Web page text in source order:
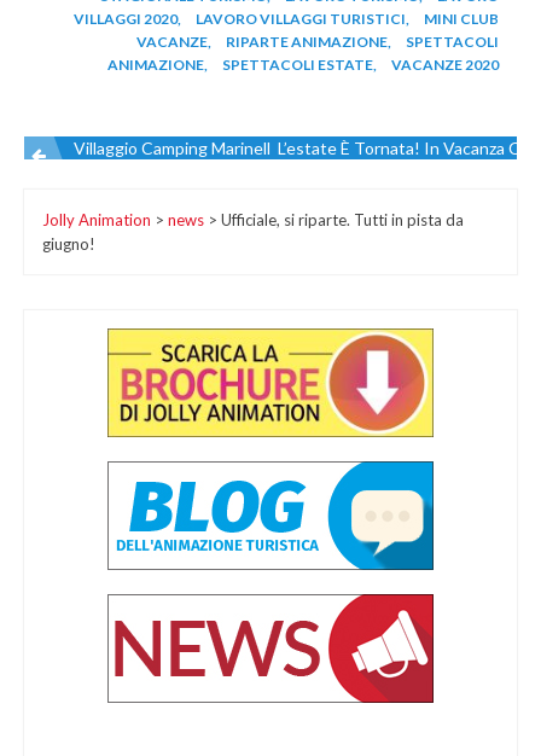
VILLAGGI 2020, LAVORO VILLAGGI TURISTICI
MINI CLUB
VACANZE
RIPARTE ANIMAZIONE
SPETTACOLI
ANIMAZIONE
SPETTACOLI ESTATE VACANZE 2020
Navigazione
articoli
Villaggio Camping MarinellaL’estate È Tornata! In Vacanza
Jolly Animation > news > Ufficiale, si riparte. Tutti in pista da
giugno!